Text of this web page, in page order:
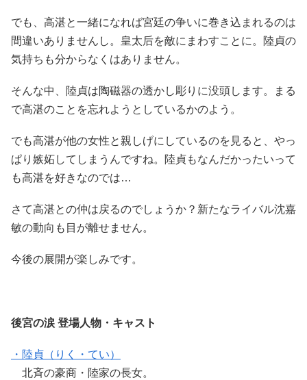
でも、高湛と一緒になれば宮廷の争いに巻き込まれるのは
間違いありませんし。皇太后を敵にまわすことに。陸貞の
気持ちも分からなくはありません。
そんな中、陸貞は陶磁器の透かし彫りに没頭します。まる
で高湛のことを忘れようとしているかのよう。
でも高湛が他の女性と親しげにしているのを見ると、やっ
ぱり嫉妬してしまうんですね。陸貞もなんだかったいって
も高湛を好きなのでは…
さて高湛との仲は戻るのでしょうか？新たなライバル沈嘉
敏の動向も目が離せません。
今後の展開が楽しみです。
後宮の涙 登場人物・キャスト
・陸貞（りく・てい）
北斉の豪商・陸家の長女。